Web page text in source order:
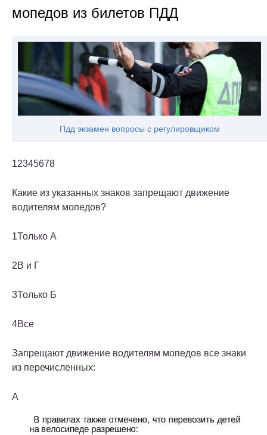
мопедов из билетов ПДД
Пдд экзамен вопросы с регулировщиком
12345678
Какие из указанных знаков запрещают движение
водителям мопедов?
1Только А
2В и Г
3Только Б
4Все
Запрещают движение водителям мопедов все знаки
из перечисленных:
А